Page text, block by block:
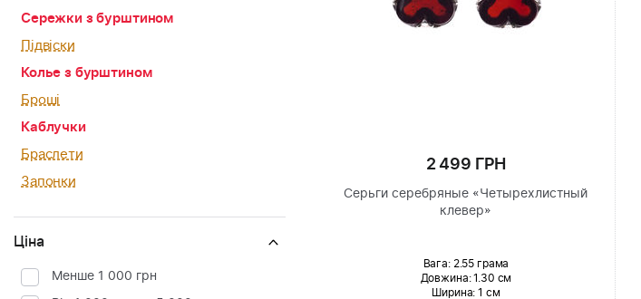
Сережки з бурштином
Підвіски
Колье з бурштином
Броші
Каблучки
Браслети
Запонки
Ціна
Менше 1 000 грн
2 499 ГРН
Серьги серебряные «Четырехлистный
клевер»
Вага: 2.55 грама
Довжина:1.30 см
Ширина: 1 см